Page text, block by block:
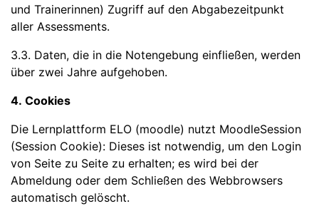
und Trainerinnen) Zugriff auf den Abgabezeitpunkt
aller Assessments.
3.3. Daten, die in die Notengebung einfließen, werden
über zwei Jahre aufgehoben.
4. Cookies
Die Lernplattform ELO (moodle) nutzt MoodleSession
(Session Cookie): Dieses ist notwendig, um den Login
von Seite zu Seite zu erhalten; es wird bei der
Abmeldung oder dem Schließen des Webbrowsers
automatisch gelöscht.